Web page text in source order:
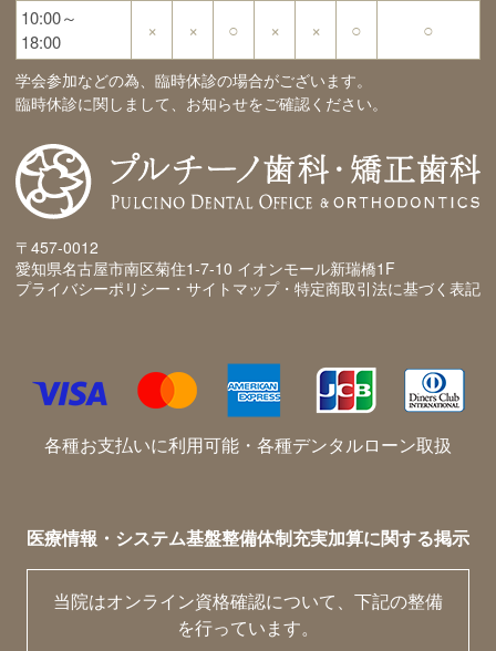
10:00～
18:00
× × ○ × × ○ ○
学会参加などの為、臨時休診の場合がございます。
臨時休診に関しまして、お知らせをご確認ください。
〒457-0012
愛知県名古屋市南区菊住1-7-10 イオンモール新瑞橋1F
プライバシーポリシー・サイトマップ・特定商取引法に基づく表記
各種お支払いに利用可能・各種デンタルローン取扱
医療情報・システム基盤整備体制充実加算に関する掲示
当院はオンライン資格確認について、下記の整備
を行っています。